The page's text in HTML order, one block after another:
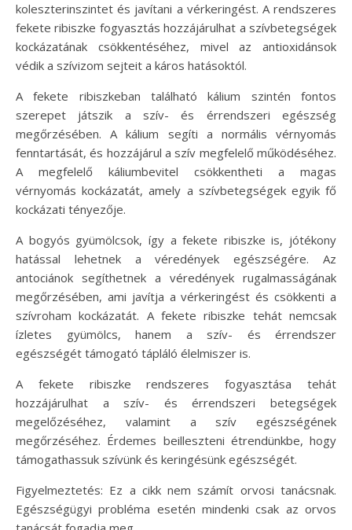
koleszterinszintet és javítani a vérkeringést. A rendszeres
fekete ribiszke fogyasztás hozzájárulhat a szívbetegségek
kockázatának csökkentéséhez, mivel az antioxidánsok
védik a szívizom sejteit a káros hatásoktól.
A fekete ribiszkeban található kálium szintén fontos
szerepet játszik a szív- és érrendszeri egészség
megőrzésében. A kálium segíti a normális vérnyomás
fenntartását, és hozzájárul a szív megfelelő működéséhez.
A megfelelő káliumbevitel csökkentheti a magas
vérnyomás kockázatát, amely a szívbetegségek egyik fő
kockázati tényezője.
A bogyós gyümölcsok, így a fekete ribiszke is, jótékony
hatással lehetnek a véredények egészségére. Az
antociánok segíthetnek a véredények rugalmasságának
megőrzésében, ami javítja a vérkeringést és csökkenti a
szívroham kockázatát. A fekete ribiszke tehát nemcsak
ízletes gyümölcs, hanem a szív- és érrendszer
egészségét támogató tápláló élelmiszer is.
A fekete ribiszke rendszeres fogyasztása tehát
hozzájárulhat a szív- és érrendszeri betegségek
megelőzéséhez, valamint a szív egészségének
megőrzéséhez. Érdemes beilleszteni étrendünkbe, hogy
támogathassuk szívünk és keringésünk egészségét.
Figyelmeztetés: Ez a cikk nem számít orvosi tanácsnak.
Egészségügyi probléma esetén mindenki csak az orvos